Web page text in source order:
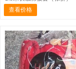
查看价格